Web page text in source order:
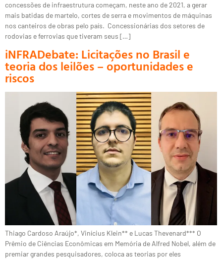
concessões de infraestrutura começam, neste ano de 2021, a gerar
mais batidas de martelo, cortes de serra e movimentos de máquinas
nos canteiros de obras pelo país. Concessionárias dos setores de
rodovias e ferrovias que tiveram seus […]
iNFRADebate: Licitações no Brasil e
teoria dos leilões – oportunidades e
riscos
Thiago Cardoso Araújo*, Vinícius Klein** e Lucas Thevenard*** O
Prêmio de Ciências Econômicas em Memória de Alfred Nobel, além de
premiar grandes pesquisadores, coloca as teorias por eles